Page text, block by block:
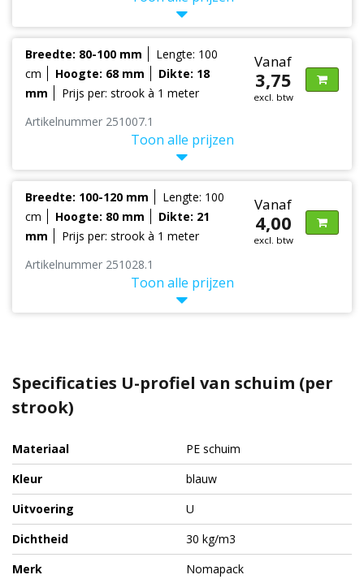
Breedte: 80-100 mm
Lengte: 100
cm
Hoogte: 68 mm
Dikte: 18
mm
Prijs per: strook à 1 meter
Vanaf
3,75
excl. btw
Artikelnummer 251007.1
Toon alle prijzen
Breedte: 100-120 mm
Lengte: 100
cm
Hoogte: 80 mm
Dikte: 21
mm
Prijs per: strook à 1 meter
Vanaf
4,00
excl. btw
Artikelnummer 251028.1
Toon alle prijzen
Specificaties U-profiel van schuim (per
strook)
Materiaal
PE schuim
Kleur
blauw
Uitvoering
U
Dichtheid
30 kg/m3
Merk
Nomapack